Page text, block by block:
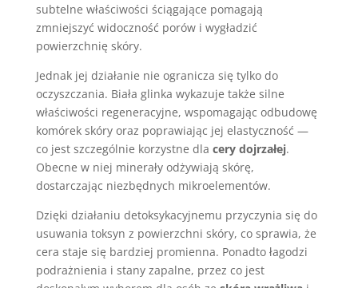
subtelne właściwości ściągające pomagają
zmniejszyć widoczność porów i wygładzić
powierzchnię skóry.
Jednak jej działanie nie ogranicza się tylko do
oczyszczania. Biała glinka wykazuje także silne
właściwości regeneracyjne, wspomagając odbudowę
komórek skóry oraz poprawiając jej elastyczność —
co jest szczególnie korzystne dla cery dojrzałej.
Obecne w niej minerały odżywiają skórę,
dostarczając niezbędnych mikroelementów.
Dzięki działaniu detoksykacyjnemu przyczynia się do
usuwania toksyn z powierzchni skóry, co sprawia, że
cera staje się bardziej promienna. Ponadto łagodzi
podrażnienia i stany zapalne, przez co jest